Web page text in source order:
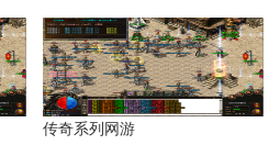
传奇系列网游